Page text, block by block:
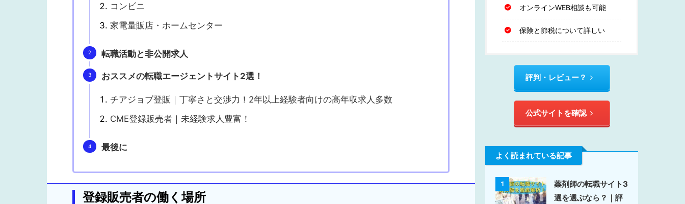
コンビニ
家電量販店・ホームセンター
転職活動と非公開求人
おススメの転職エージェントサイト2選！
チアジョブ登販｜丁寧さと交渉力！2年以上経験者向けの高年収求人多数
CME登録販売者｜未経験求人豊富！
最後に
登録販売者の働く場所
オンラインWEB相談も可能
保険と節税について詳しい
評判・レビュー？
公式サイトを確認
よく読まれている記事
1
薬剤師の転職サイト3
選を選ぶなら？｜評